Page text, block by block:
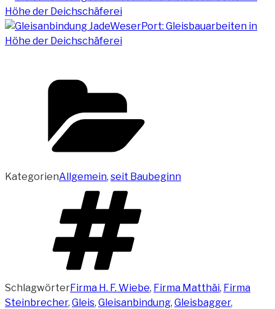
KategorienAllgemein, seit Baubeginn
SchlagwörterFirma H. F. Wiebe, Firma Matthäi, Firma
Steinbrecher, Gleis, Gleisanbindung, Gleisbagger,